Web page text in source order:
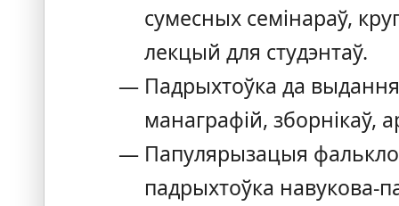
сумесных семінараў,
лекцый для студэнтаў.
Падрыхтоўка да
манаграфій, зборнікаў,
Папулярызацыя
падрыхтоўка